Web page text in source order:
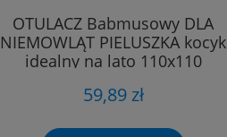
OTULACZ Babmusowy DLA
NIEMOWLĄT PIELUSZKA kocyk
idealny na lato 110x110
59,89 zł